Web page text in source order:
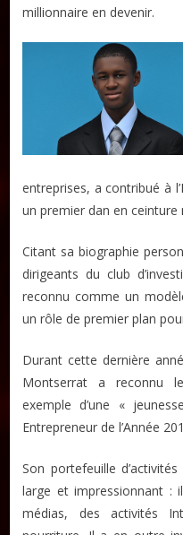
millionnaire en devenir.
entreprises, a contribué à
un premier dan en
Citant sa biographie
dirigeants du club
reconnu comme un
un rôle de premier plan
Durant cette dernière
Montserrat a reconnu
exemple d’une «
Entrepreneur de l’Année
Son portefeuille
large et impressionnant :
médias, des activités